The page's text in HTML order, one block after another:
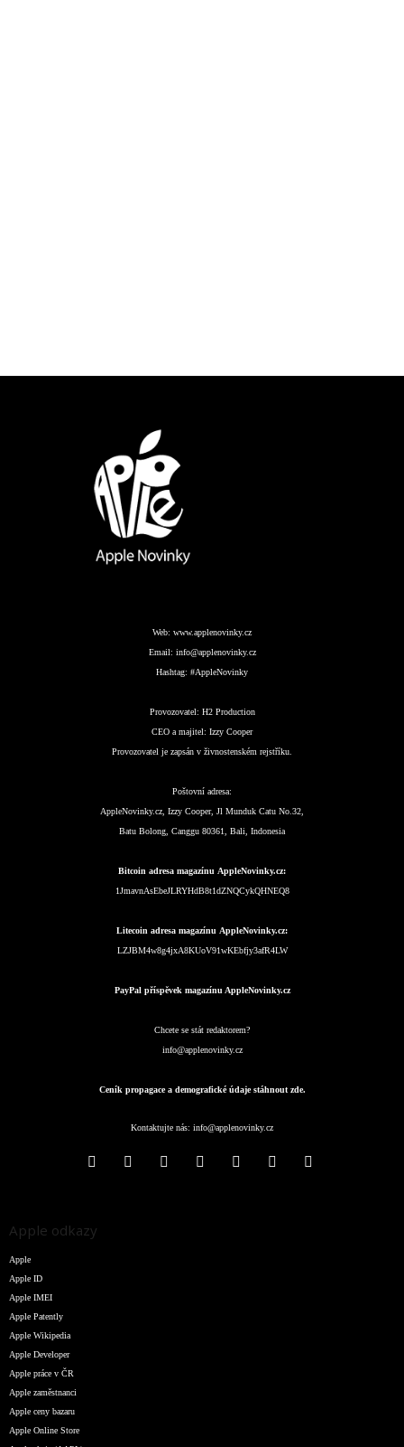
Web: www.applenovinky.cz
Email: info@applenovinky.cz
Hashtag: #AppleNovinky
Provozovatel: H2 Production
CEO a majitel: Izzy Cooper
Provozovatel je zapsán v živnostenském rejstříku.
Poštovní adresa:
AppleNovinky.cz, Izzy Cooper, Jl Munduk Catu No.32,
Batu Bolong, Canggu 80361, Bali, Indonesia
Bitcoin adresa magazínu AppleNovinky.cz:
1JmavnAsEbeJLRYHdB8t1dZNQCykQHNEQ8
Litecoin adresa magazínu AppleNovinky.cz:
LZJBM4w8g4jxA8KUoV91wKEbfjy3afR4LW
PayPal příspěvek magazínu AppleNovinky.cz
Chcete se stát redaktorem?
info@applenovinky.cz
Ceník propagace a demografické údaje stáhnout zde.
Kontaktujte nás: info@applenovinky.cz
Apple odkazy
Apple
Apple ID
Apple IMEI
Apple Patently
Apple Wikipedia
Apple Developer
Apple práce v ČR
Apple zaměstnanci
Apple ceny bazaru
Apple Online Store